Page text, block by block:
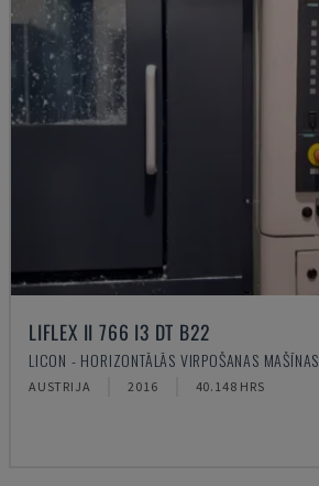
LIFLEX II 766 I3 DT B22
LICON - HORIZONTĀLĀS VIRPOŠANAS MAŠĪNAS
AUSTRIJA 2016 40.148 HRS